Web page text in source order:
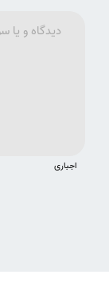
اجباری